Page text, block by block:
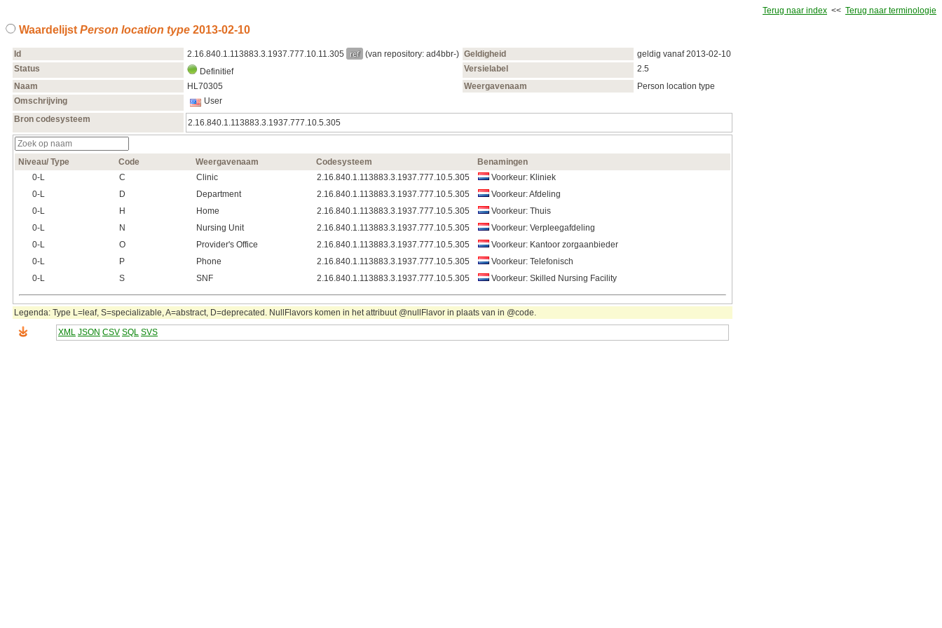
Terug naar index << Terug naar terminologie
Waardelijst Person location type 2013‑02‑10
Id 2.16.840.1.113883.3.1937.777.10.11.305 ref (van repository: ad4bbr-) Geldigheid
geldig vanaf 2013‑02‑10
Status
Definitief Versielabel
2.5
Naam
HL70305 Weergavenaam
Person location type
Omschrijving
User
Bron codesysteem
2.16.840.1.113883.3.1937.777.10.5.305
Niveau/ Type Code Weergavenaam Codesysteem
Benamingen
0‑L
C Clinic 2.16.840.1.113883.3.1937.777.10.5.305
Voorkeur: Kliniek
0‑L
D Department 2.16.840.1.113883.3.1937.777.10.5.305
Voorkeur: Afdeling
0‑L
H Home 2.16.840.1.113883.3.1937.777.10.5.305
Voorkeur: Thuis
0‑L
N Nursing Unit 2.16.840.1.113883.3.1937.777.10.5.305
Voorkeur: Verpleegafdeling
0‑L
O Provider's Office 2.16.840.1.113883.3.1937.777.10.5.305
Voorkeur: Kantoor zorgaanbieder
0‑L
P Phone 2.16.840.1.113883.3.1937.777.10.5.305
Voorkeur: Telefonisch
0‑L
S SNF 2.16.840.1.113883.3.1937.777.10.5.305 Voorkeur: Skilled Nursing Facility
Legenda: Type L=leaf, S=specializable, A=abstract, D=deprecated. NullFlavors komen in het attribuut @nullFlavor in plaats van in @code.
XML JSON CSV SQL SVS